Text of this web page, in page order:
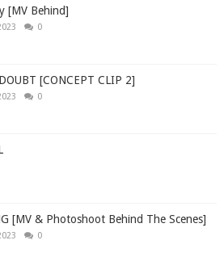
[MV Behind]
0
[CONCEPT CLIP 2]
0
[MV & Photoshoot Behind The Scenes]
0